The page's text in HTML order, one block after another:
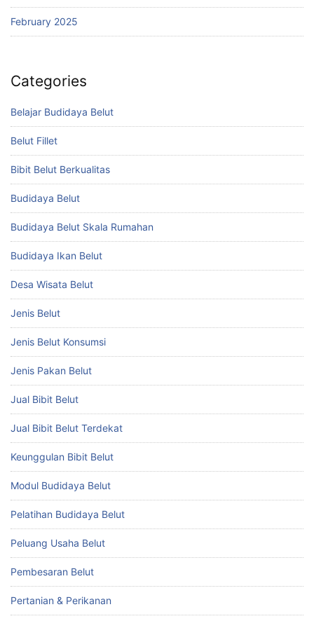
February 2025
Categories
Belajar Budidaya Belut
Belut Fillet
Bibit Belut Berkualitas
Budidaya Belut
Budidaya Belut Skala Rumahan
Budidaya Ikan Belut
Desa Wisata Belut
Jenis Belut
Jenis Belut Konsumsi
Jenis Pakan Belut
Jual Bibit Belut
Jual Bibit Belut Terdekat
Keunggulan Bibit Belut
Modul Budidaya Belut
Pelatihan Budidaya Belut
Peluang Usaha Belut
Pembesaran Belut
Pertanian & Perikanan